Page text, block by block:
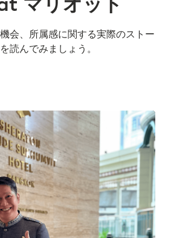
マリオット
会、所属感に関する実際のストー
読んでみましょう。